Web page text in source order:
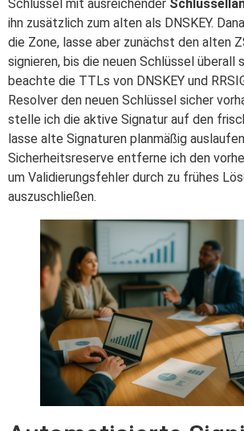
Schlüssel mit ausreichender
ihn zusätzlich zum alten als DNSKEY.
die Zone, lasse aber zunächst den alten
signieren, bis die neuen Schlüssel überall
beachte die TTLs von DNSKEY und
Resolver den neuen Schlüssel sicher
stelle ich die aktive Signatur auf den
lasse alte Signaturen planmäßig
Sicherheitsreserve entferne ich den
um Validierungsfehler durch zu frühes
auszuschließen.